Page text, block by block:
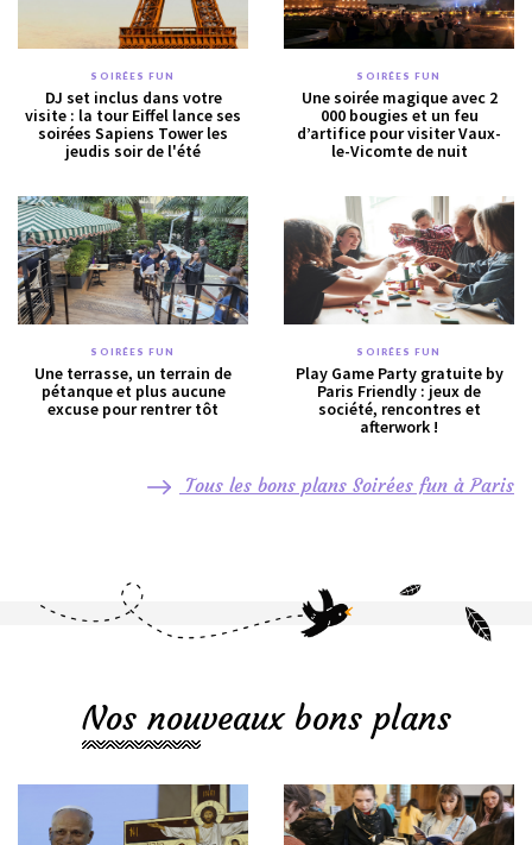
SOIRÉES FUN
DJ set inclus dans votre
visite : la tour Eiffel lance ses
soirées Sapiens Tower les
jeudis soir de l'été
SOIRÉES FUN
Une soirée magique avec 2
000 bougies et un feu
d’artifice pour visiter Vaux-
le-Vicomte de nuit
SOIRÉES FUN
Une terrasse, un terrain de
pétanque et plus aucune
excuse pour rentrer tôt
SOIRÉES FUN
Play Game Party gratuite by
Paris Friendly : jeux de
société, rencontres et
afterwork !
Tous les bons plans Soirées fun à Paris
Nos nouveaux bons plans